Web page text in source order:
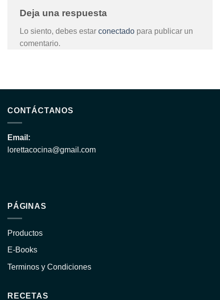
Deja una respuesta
Lo siento, debes estar conectado para publicar un
comentario.
CONTÁCTANOS
Email:
lorettacocina@gmail.com
PÁGINAS
Productos
E-Books
Terminos y Condiciones
RECETAS